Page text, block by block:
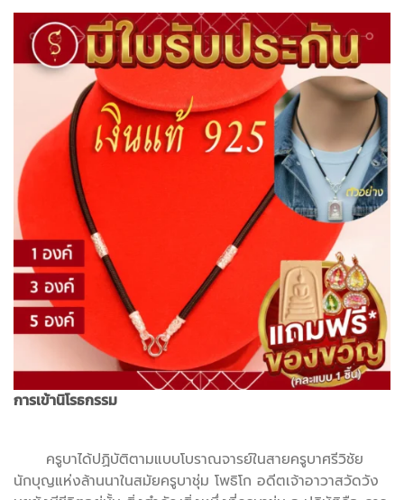
การเข้านิโรธกรรม
ครูบาได้ปฏิบัติตามแบบโบราณจารย์ในสายครูบาศรีวิชัย
นักบุญแห่งล้านนาในสมัยครูบาชุ่ม โพธิโก อดีตเจ้าอาวาสวัดวัง